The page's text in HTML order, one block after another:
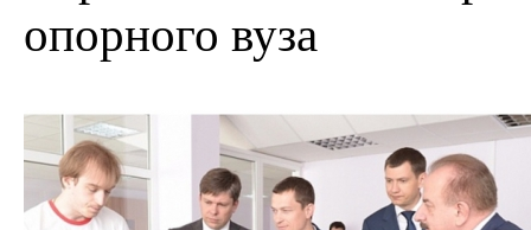
опорного вуза